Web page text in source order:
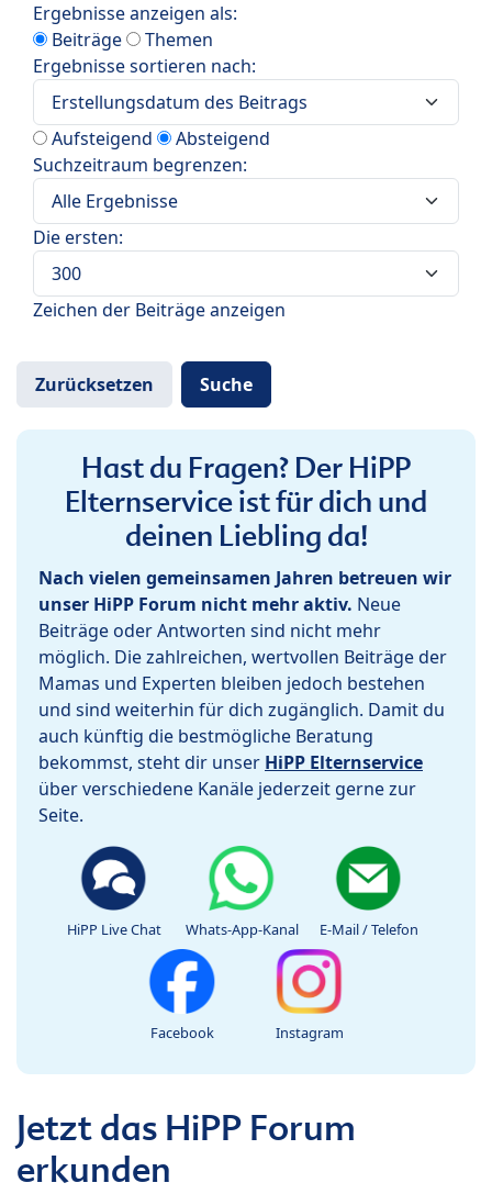
Ergebnisse anzeigen als:
Beiträge
Themen
Ergebnisse sortieren nach:
Aufsteigend
Absteigend
Suchzeitraum begrenzen:
Die ersten:
Zeichen der Beiträge anzeigen
Hast du Fragen? Der HiPP
Elternservice ist für dich und
deinen Liebling da!
Nach vielen gemeinsamen Jahren betreuen wir
unser HiPP Forum nicht mehr aktiv. Neue
Beiträge oder Antworten sind nicht mehr
möglich. Die zahlreichen, wertvollen Beiträge der
Mamas und Experten bleiben jedoch bestehen
und sind weiterhin für dich zugänglich. Damit du
auch künftig die bestmögliche Beratung
bekommst, steht dir unser HiPP Elternservice
über verschiedene Kanäle jederzeit gerne zur
Seite.
HiPP Live Chat Whats-App-Kanal E-Mail / Telefon
Facebook Instagram
Jetzt das HiPP Forum
erkunden